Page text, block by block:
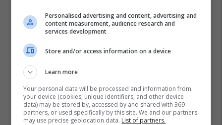
Personalised advertising and content, advertising and
content measurement, audience research and
services development
Store and/or access information on a device
Learn more
Your personal data will be processed and information from
your device (cookies, unique identifiers, and other device
data) may be stored by, accessed by and shared with 369
partners, or used specifically by this site. We and our partners
may use precise geolocation data. List of partners.